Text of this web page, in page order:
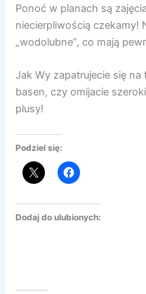
Ponoć w planach są
niecierpliwością czekamy!
„wodolubne”, co mają
Jak Wy zapatrujecie się
basen, czy omijacie
plusy!
Podziel się:
Dodaj do ulubionych: